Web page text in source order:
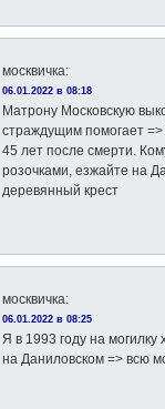
москвичка:
06.01.2022 в 08:18
Матрону Московскую
страждущим помогает
45 лет после смерти.
розочками, езжайте на
деревянный крест
москвичка:
06.01.2022 в 08:25
Я в 1993 году на
на Даниловском => всю